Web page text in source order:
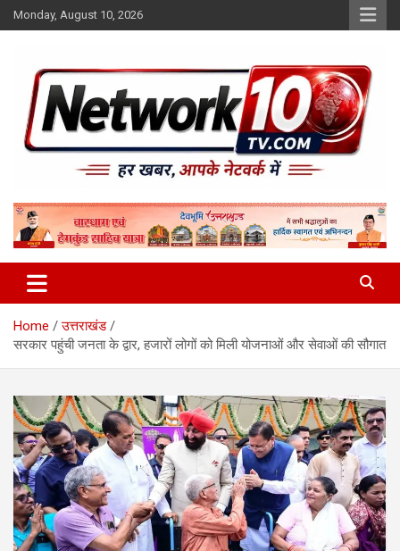
Skip
to
Monday, August 10, 2026
Network10tv
Home
उत्तराखंड
सरकार पहुंची जनता के द्वार, हजारों लोगों को मिली योजनाओं और सेवाओं की सौगात